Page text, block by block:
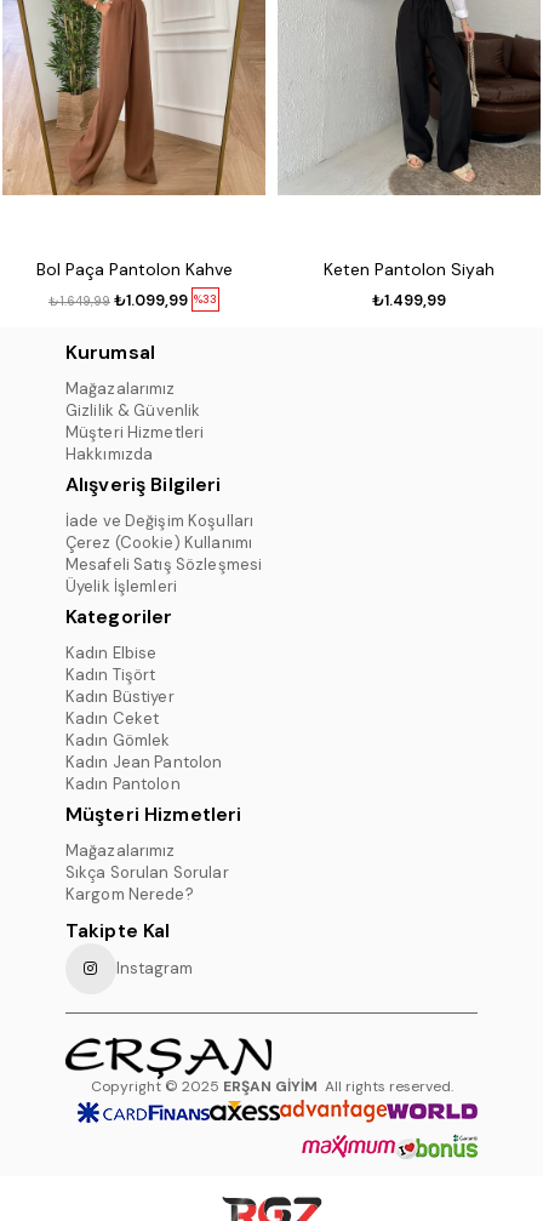
Bol Paça Pantolon Kahve
%33
₺1.099,99
₺1.649,99
Keten Pantolon Siyah
₺1.499,99
Kurumsal
Mağazalarımız
Gizlilik & Güvenlik
Müşteri Hizmetleri
Hakkımızda
Alışveriş Bilgileri
İade ve Değişim Koşulları
Çerez (Cookie) Kullanımı
Mesafeli Satış Sözleşmesi
Üyelik İşlemleri
Kategoriler
Kadın Elbise
Kadın Tişört
Kadın Büstiyer
Kadın Ceket
Kadın Gömlek
Kadın Jean Pantolon
Kadın Pantolon
Müşteri Hizmetleri
Mağazalarımız
Sıkça Sorulan Sorular
Kargom Nerede?
Takipte Kal
Instagram
Copyright © 2025 ERŞAN GİYİM All rights reserved.